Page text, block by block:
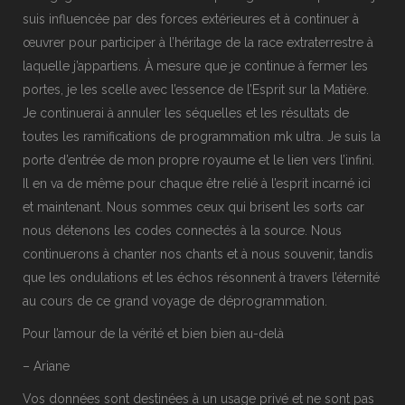
suis influencée par des forces extérieures et à continuer à
œuvrer pour participer à l’héritage de la race extraterrestre à
laquelle j’appartiens. À mesure que je continue à fermer les
portes, je les scelle avec l’essence de l’Esprit sur la Matière.
Je continuerai à annuler les séquelles et les résultats de
toutes les ramifications de programmation mk ultra. Je suis la
porte d’entrée de mon propre royaume et le lien vers l’infini.
Il en va de même pour chaque être relié à l’esprit incarné ici
et maintenant. Nous sommes ceux qui brisent les sorts car
nous détenons les codes connectés à la source. Nous
continuerons à chanter nos chants et à nous souvenir, tandis
que les ondulations et les échos résonnent à travers l’éternité
au cours de ce grand voyage de déprogrammation.
Pour l’amour de la vérité et bien bien au-delà
– Ariane
Vos données sont destinées à un usage privé et ne sont pas